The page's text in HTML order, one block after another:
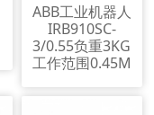
ABB工业机器人
IRB910SC-
3/0.55负重3KG
工作范围0.45M